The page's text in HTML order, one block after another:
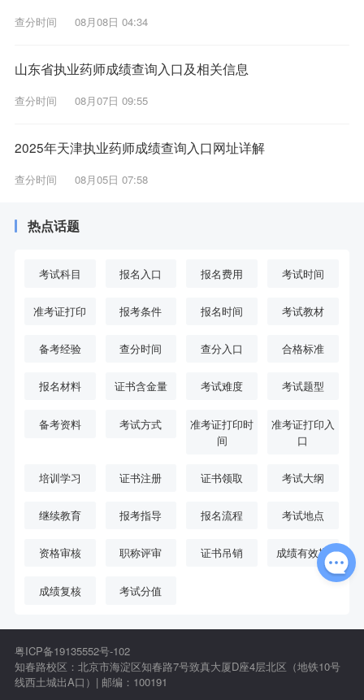
查分时间 08月08日 04:34
山东省执业药师成绩查询入口及相关信息
查分时间 08月07日 09:55
2025年天津执业药师成绩查询入口网址详解
查分时间 08月05日 07:58
热点话题
考试科目 报名入口 报名费用 考试时间
准考证打印 报考条件 报名时间 考试教材
备考经验 查分时间 查分入口 合格标准
报名材料 证书含金量 考试难度 考试题型
备考资料 考试方式
准考证打印时
间
准考证打印入
口
培训学习 证书注册 证书领取 考试大纲
继续教育 报考指导 报名流程 考试地点
资格审核 职称评审 证书吊销 成绩有效期
成绩复核 考试分值
粤ICP备19135552号-102
知春路校区：北京市海淀区知春路7号致真大厦D座4层北区（地铁10号
线西土城出A口）| 邮编：100191